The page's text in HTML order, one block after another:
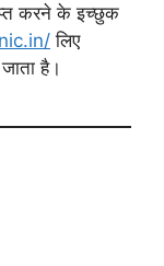
करने के इच्छुक
लिए
है।